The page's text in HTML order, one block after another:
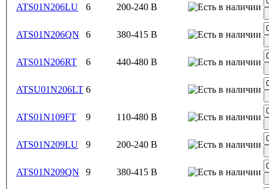
ATS01N206LU 6 200-240 В
ATS01N206QN 6 380-415 В
ATS01N206RT 6 440-480 В
ATSU01N206LT 6
ATS01N109FT 9 110-480 В
ATS01N209LU 9 200-240 В
ATS01N209QN 9 380-415 В